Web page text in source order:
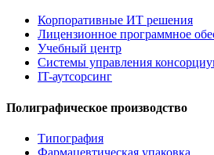
Корпоративные ИТ решения
Лицензионное программное
Учебный центр
Системы управления
IT-аутсорсинг
Полиграфическое производство
Типография
Фармацевтическая упаковка